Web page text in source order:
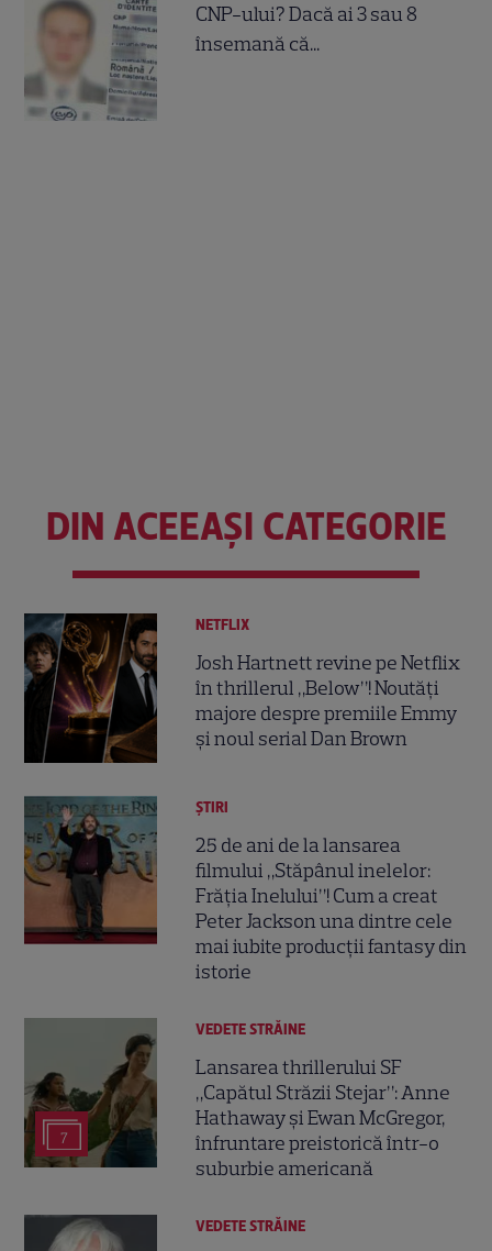
CNP-ului? Dacă ai 3 sau 8
însemană că...
DIN ACEEAȘI CATEGORIE
NETFLIX
Josh Hartnett revine pe Netflix
în thrillerul „Below”! Noutăți
majore despre premiile Emmy
și noul serial Dan Brown
ȘTIRI
25 de ani de la lansarea
filmului „Stăpânul inelelor:
Frăția Inelului”! Cum a creat
Peter Jackson una dintre cele
mai iubite producții fantasy din
istorie
7
VEDETE STRĂINE
Lansarea thrillerului SF
„Capătul Străzii Stejar”: Anne
Hathaway și Ewan McGregor,
înfruntare preistorică într-o
suburbie americană
VEDETE STRĂINE